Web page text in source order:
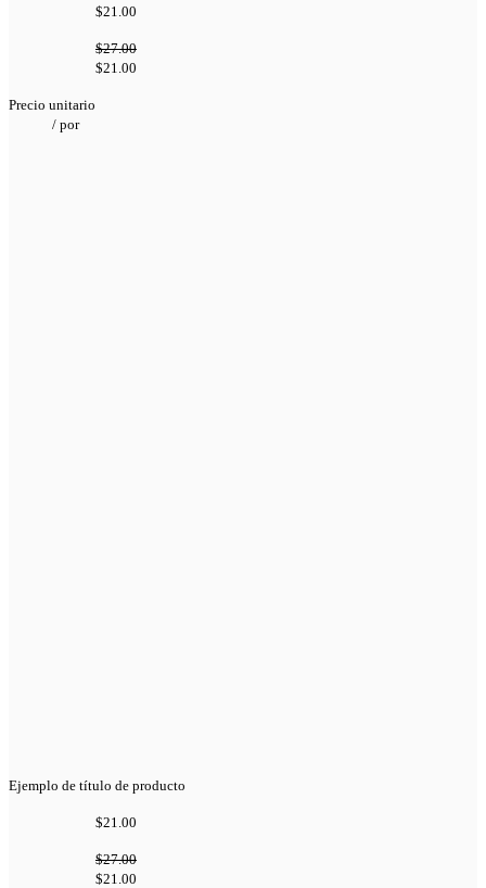
$21.00
$27.00
$21.00
Precio unitario
/ por
Ejemplo de título de producto
$21.00
$27.00
$21.00